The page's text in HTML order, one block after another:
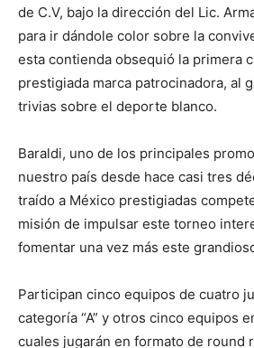
de C.V, bajo la dirección del Lic.
para ir dándole color sobre la
esta contienda obsequió la primera
prestigiada marca patrocinadora, al
trivias sobre el deporte blanco.
Baraldi, uno de los principales
nuestro país desde hace casi tres
traído a México prestigiadas
misión de impulsar este torneo
fomentar una vez más este
Participan cinco equipos de cuatro
categoría “A” y otros cinco equipos
cuales jugarán en formato de round